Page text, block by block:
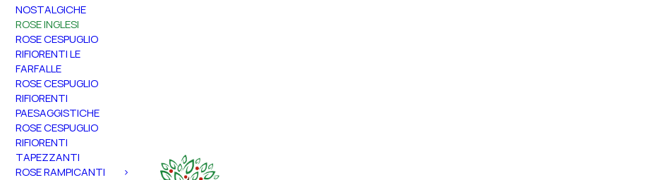
NOSTALGICHE
ROSE INGLESI
ROSE CESPUGLIO
RIFIORENTI LE
FARFALLE
ROSE CESPUGLIO
RIFIORENTI
PAESAGGISTICHE
ROSE CESPUGLIO
RIFIORENTI
TAPEZZANTI
ROSE RAMPICANTI